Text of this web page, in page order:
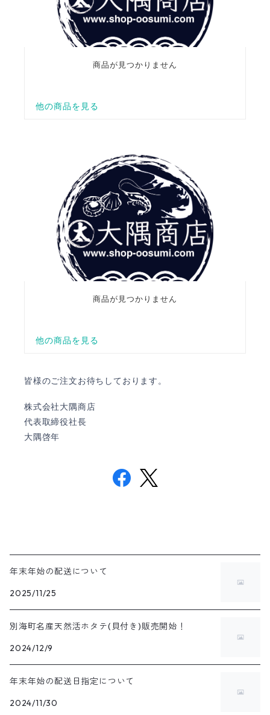
皆様のご注文お待ちしております。
株式会社大隅商店
代表取締役社長
大隅啓年
年末年始の配送について
2025/11/25
別海町名産天然活ホタテ(貝付き)販売開始！
2024/12/9
年末年始の配送日指定について
2024/11/30